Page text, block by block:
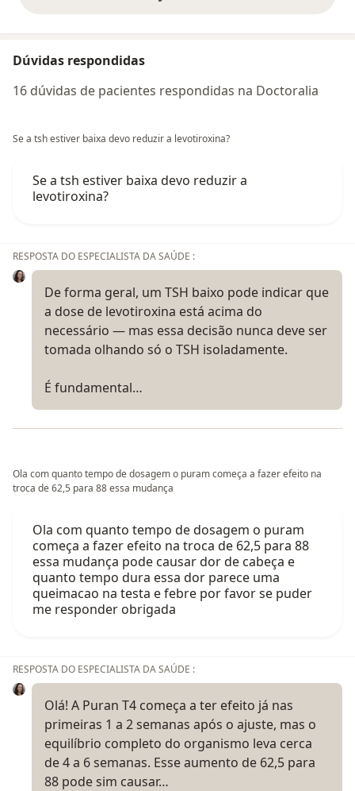
Dúvidas respondidas
16 dúvidas de pacientes respondidas na Doctoralia
Se a tsh estiver baixa devo reduzir a levotiroxina?
Se a tsh estiver baixa devo reduzir a
levotiroxina?
RESPOSTA DO ESPECIALISTA DA SAÚDE :
De forma geral, um TSH baixo pode indicar que
a dose de levotiroxina está acima do
necessário — mas essa decisão nunca deve ser
tomada olhando só o TSH isoladamente.
É fundamental…
Ola com quanto tempo de dosagem o puram começa a fazer efeito na
troca de 62,5 para 88 essa mudança
Ola com quanto tempo de dosagem o puram
começa a fazer efeito na troca de 62,5 para 88
essa mudança pode causar dor de cabeça e
quanto tempo dura essa dor parece uma
queimacao na testa e febre por favor se puder
me responder obrigada
RESPOSTA DO ESPECIALISTA DA SAÚDE :
Olá! A Puran T4 começa a ter efeito já nas
primeiras 1 a 2 semanas após o ajuste, mas o
equilíbrio completo do organismo leva cerca
de 4 a 6 semanas. Esse aumento de 62,5 para
88 pode sim causar…